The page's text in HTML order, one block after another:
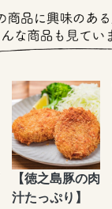
【徳之島豚の肉
汁たっぷり】